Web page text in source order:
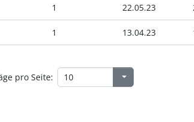
1 22.05.23
1 13.04.23
pro Seite: